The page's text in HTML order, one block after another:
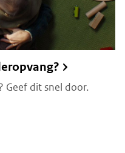
Geef dit snel door.